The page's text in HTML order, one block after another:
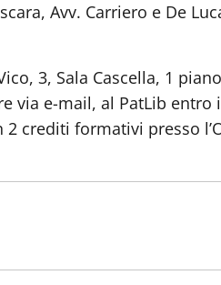
Avv. Carriero e De
3, Sala Cascella, 1
via e-mail, al PatLib entro
crediti formativi presso